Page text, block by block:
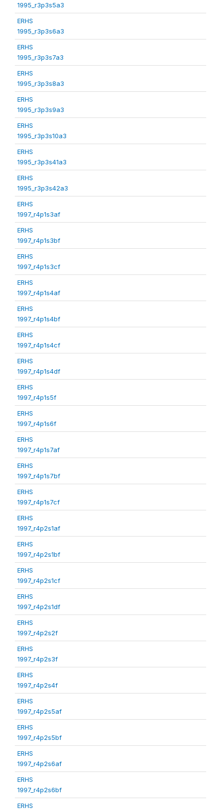
1995_r3p3s5a3
ERHS
1995_r3p3s6a3
ERHS
1995_r3p3s7a3
ERHS
1995_r3p3s8a3
ERHS
1995_r3p3s9a3
ERHS
1995_r3p3s10a3
ERHS
1995_r3p3s41a3
ERHS
1995_r3p3s42a3
ERHS
1997_r4p1s3af
ERHS
1997_r4p1s3bf
ERHS
1997_r4p1s3cf
ERHS
1997_r4p1s4af
ERHS
1997_r4p1s4bf
ERHS
1997_r4p1s4cf
ERHS
1997_r4p1s4df
ERHS
1997_r4p1s5f
ERHS
1997_r4p1s6f
ERHS
1997_r4p1s7af
ERHS
1997_r4p1s7bf
ERHS
1997_r4p1s7cf
ERHS
1997_r4p2s1af
ERHS
1997_r4p2s1bf
ERHS
1997_r4p2s1cf
ERHS
1997_r4p2s1df
ERHS
1997_r4p2s2f
ERHS
1997_r4p2s3f
ERHS
1997_r4p2s4f
ERHS
1997_r4p2s5af
ERHS
1997_r4p2s5bf
ERHS
1997_r4p2s6af
ERHS
1997_r4p2s6bf
ERHS